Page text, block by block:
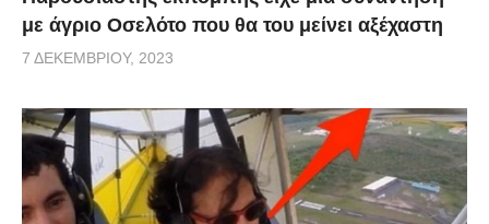
με άγριο Οσελότο που θα του μείνει αξέχαστη
7 ΔΕΚΕΜΒΡΊΟΥ, 2023